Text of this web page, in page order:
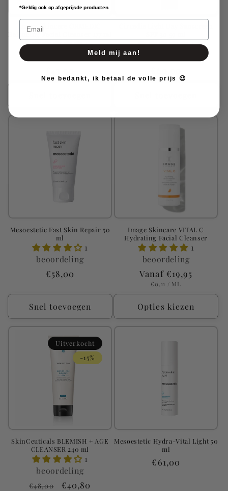
Image Skincare ORMEDIC
Balancing Facial Cleanser 177 ml
1
prijs
1
prijs
Mesoestetic Fast Skin Repair 50
ml
1
beoordeling
Normale
€58,00
Snel toevoegen
Image Skincare VITAL C
Hydrating Facial Cleanser
1
beoordeling
Normale
prijs
Vanaf €19,95
EENHEIDSPRIJS
€0,11 / PER
ML
Opties kiezen
Uitverkocht
-15%
SkinCeuticals BLEMISH + AGE
CLEANSER 240 ml
1
beoordeling
Normale
€48,00 Aanbiedingsprijs
€40,80
Mesoestetic Hydra-Vital Light 50
ml
Normale
€61,00
*Geldig ook op afgeprijsde producten.
Email
Meld mij aan!
Nee bedankt, ik betaal de volle prijs 😉